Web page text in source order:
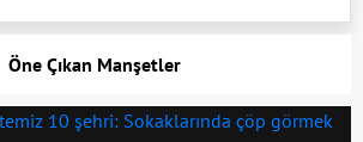
Öne Çıkan Manşetler